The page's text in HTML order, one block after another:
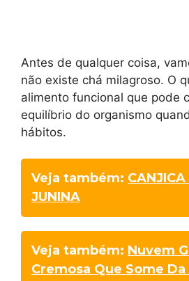
Antes de qualquer coisa,
não existe chá milagroso. O
alimento funcional que pode
equilíbrio do organismo
hábitos.
Veja também:
JUNINA
Veja também: Nuvem
Cremosa Que Some Da